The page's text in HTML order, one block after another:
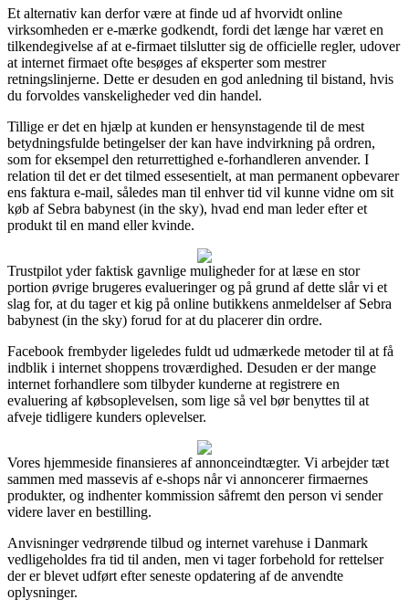
Et alternativ kan derfor være at finde ud af hvorvidt online
virksomheden er e-mærke godkendt, fordi det længe har været en
tilkendegivelse af at e-firmaet tilslutter sig de officielle regler, udover
at internet firmaet ofte besøges af eksperter som mestrer
retningslinjerne. Dette er desuden en god anledning til bistand, hvis
du forvoldes vanskeligheder ved din handel.
Tillige er det en hjælp at kunden er hensynstagende til de mest
betydningsfulde betingelser der kan have indvirkning på ordren,
som for eksempel den returrettighed e-forhandleren anvender. I
relation til det er det tilmed essesentielt, at man permanent opbevarer
ens faktura e-mail, således man til enhver tid vil kunne vidne om sit
køb af Sebra babynest (in the sky), hvad end man leder efter et
produkt til en mand eller kvinde.
Trustpilot yder faktisk gavnlige muligheder for at læse en stor
portion øvrige brugeres evalueringer og på grund af dette slår vi et
slag for, at du tager et kig på online butikkens anmeldelser af Sebra
babynest (in the sky) forud for at du placerer din ordre.
Facebook frembyder ligeledes fuldt ud udmærkede metoder til at få
indblik i internet shoppens troværdighed. Desuden er der mange
internet forhandlere som tilbyder kunderne at registrere en
evaluering af købsoplevelsen, som lige så vel bør benyttes til at
afveje tidligere kunders oplevelser.
Vores hjemmeside finansieres af annonceindtægter. Vi arbejder tæt
sammen med massevis af e-shops når vi annoncerer firmaernes
produkter, og indhenter kommission såfremt den person vi sender
videre laver en bestilling.
Anvisninger vedrørende tilbud og internet varehuse i Danmark
vedligeholdes fra tid til anden, men vi tager forbehold for rettelser
der er blevet udført efter seneste opdatering af de anvendte
oplysninger.